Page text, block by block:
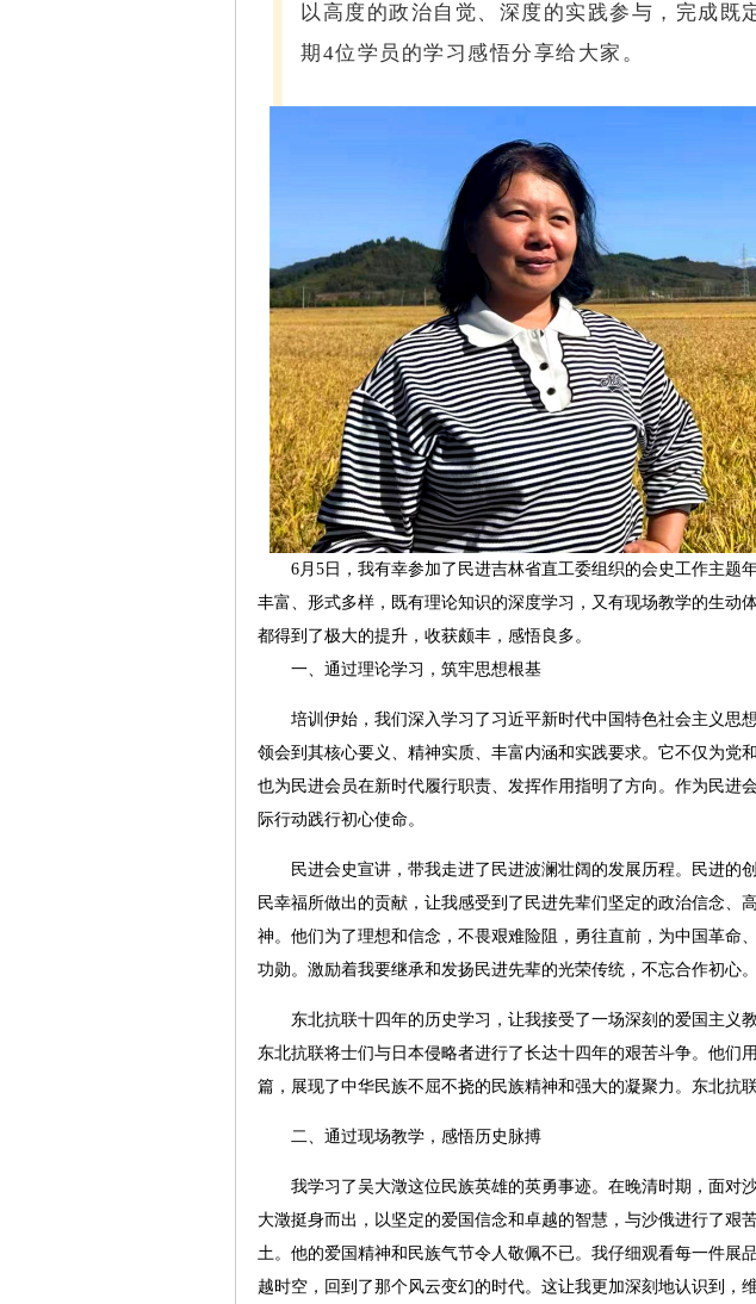
以高度的政治自觉、深度的实践参与，完成既
期4位学员的学习感悟分享给大家。
6月5日，我有幸参加了民进吉林省直工委组织的会史工作主题
丰富、形式多样，既有理论知识的深度学习，又有现场教学的生动
都得到了极大的提升，收获颇丰，感悟良多。
一、通过理论学习，筑牢思想根基
培训伊始，我们深入学习了习近平新时代中国特色社会主义思
领会到其核心要义、精神实质、丰富内涵和实践要求。它不仅为党
也为民进会员在新时代履行职责、发挥作用指明了方向。作为民进
际行动践行初心使命。
民进会史宣讲，带我走进了民进波澜壮阔的发展历程。民进的
民幸福所做出的贡献，让我感受到了民进先辈们坚定的政治信念、
神。他们为了理想和信念，不畏艰难险阻，勇往直前，为中国革命
功勋。激励着我要继承和发扬民进先辈的光荣传统，不忘合作初心。
东北抗联十四年的历史学习，让我接受了一场深刻的爱国主义教
东北抗联将士们与日本侵略者进行了长达十四年的艰苦斗争。他们
篇，展现了中华民族不屈不挠的民族精神和强大的凝聚力。东北抗
二、通过现场教学，感悟历史脉搏
我学习了吴大澂这位民族英雄的英勇事迹。在晚清时期，面对
大澂挺身而出，以坚定的爱国信念和卓越的智慧，与沙俄进行了艰
土。他的爱国精神和民族气节令人敬佩不已。我仔细观看每一件展
越时空，回到了那个风云变幻的时代。这让我更加深刻地认识到，